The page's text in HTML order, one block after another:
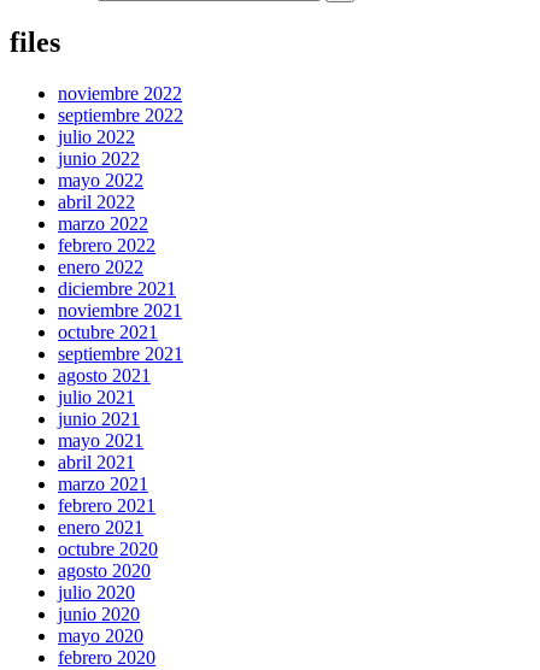
files
noviembre 2022
septiembre 2022
julio 2022
junio 2022
mayo 2022
abril 2022
marzo 2022
febrero 2022
enero 2022
diciembre 2021
noviembre 2021
octubre 2021
septiembre 2021
agosto 2021
julio 2021
junio 2021
mayo 2021
abril 2021
marzo 2021
febrero 2021
enero 2021
octubre 2020
agosto 2020
julio 2020
junio 2020
mayo 2020
febrero 2020